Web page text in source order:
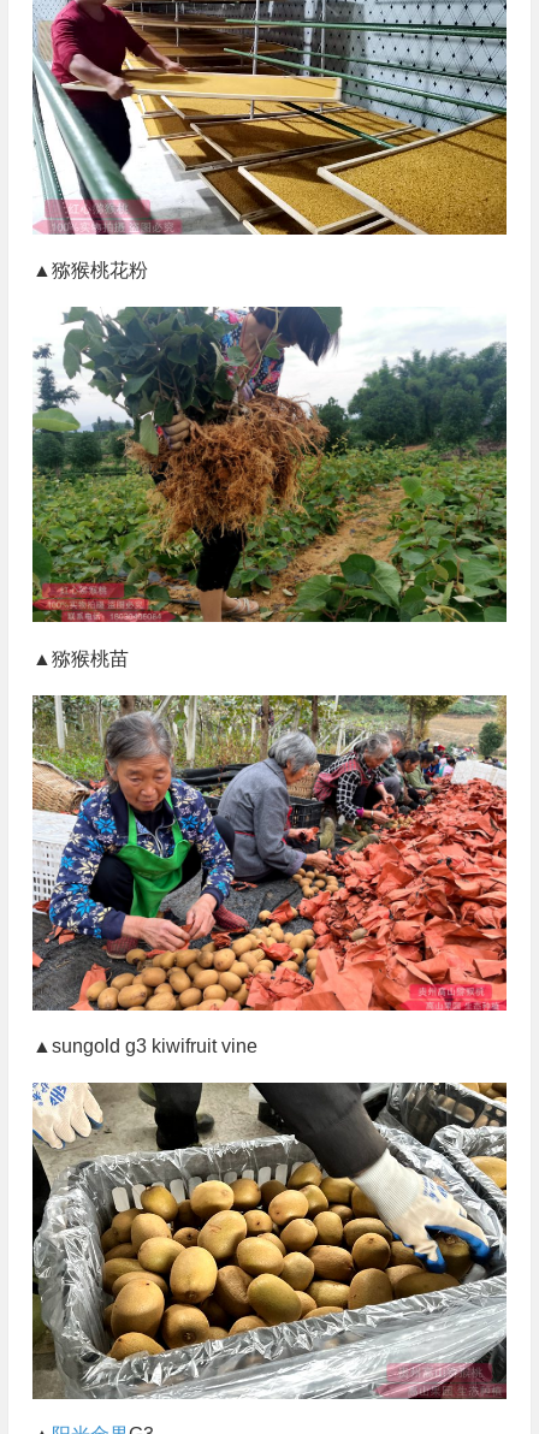
▲猕猴桃花粉
▲猕猴桃苗
▲sungold g3 kiwifruit vine